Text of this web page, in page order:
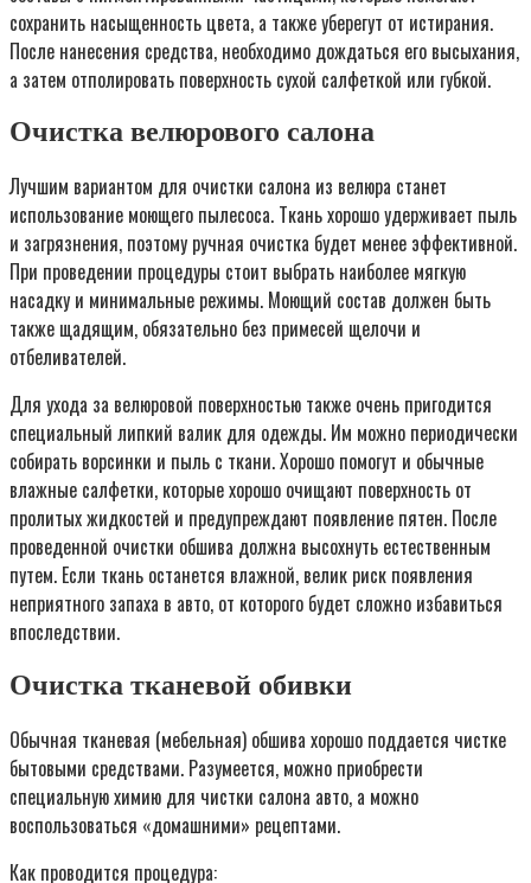
сохранить насыщенность цвета, а также уберегут от истирания.
После нанесения средства, необходимо дождаться его высыхания,
а затем отполировать поверхность сухой салфеткой или губкой.
Очистка велюрового салона
Лучшим вариантом для очистки салона из велюра станет
использование моющего пылесоса. Ткань хорошо удерживает пыль
и загрязнения, поэтому ручная очистка будет менее эффективной.
При проведении процедуры стоит выбрать наиболее мягкую
насадку и минимальные режимы. Моющий состав должен быть
также щадящим, обязательно без примесей щелочи и
отбеливателей.
Для ухода за велюровой поверхностью также очень пригодится
специальный липкий валик для одежды. Им можно периодически
собирать ворсинки и пыль с ткани. Хорошо помогут и обычные
влажные салфетки, которые хорошо очищают поверхность от
пролитых жидкостей и предупреждают появление пятен. После
проведенной очистки обшива должна высохнуть естественным
путем. Если ткань останется влажной, велик риск появления
неприятного запаха в авто, от которого будет сложно избавиться
впоследствии.
Очистка тканевой обивки
Обычная тканевая (мебельная) обшива хорошо поддается чистке
бытовыми средствами. Разумеется, можно приобрести
специальную химию для чистки салона авто, а можно
воспользоваться «домашними» рецептами.
Как проводится процедура: